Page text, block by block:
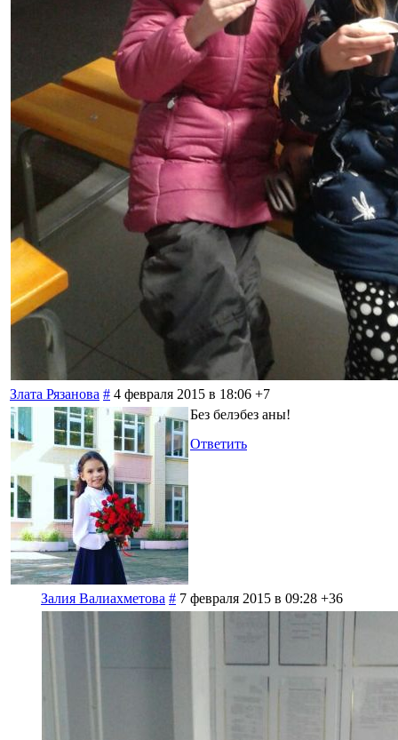
Злата Рязанова # 4 февраля 2015 в 18:06 +7
Без белэбез аны!
Ответить
Залия Валиахметова # 7 февраля 2015 в 09:28 +36